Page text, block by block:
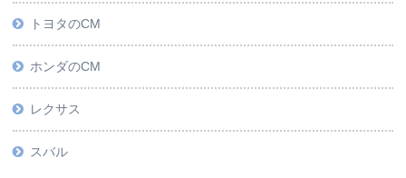
トヨタのCM
ホンダのCM
レクサス
スバル